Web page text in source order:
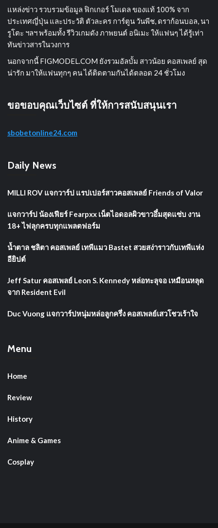
แหล่งข่าว รวบรวมข้อมูล ฟิกเกอร์ โมเดล ของแท้ 100% จาก
ประเทศญี่ปุ่น และประวัติ ตัวละคร การ์ตูน วันพีช, ดราก้อนบอล, นา
รูโตะ ฯลฯ พร้อมทั้ง รีวิวเกมดัง ภาพยนต์ อนิเมะ ให้แฟนๆ ได้รู้เท่า
ทันข่าวสารในวงการ
นอกจากนี้ FIGMODEL.COM ยังรวมอัลบั้ม สาวน้อย คอสเพลย์ สุด
น่ารัก มาให้แฟนทุกๆ คน ได้ติดตามกันได้ตลอด 24 ชั่วโมง
ขอขอบคุณเว็บไซต์ ที่ให้การสนับสนุนเรา
sbobetonline24.com
Daily News
MILLI ROV แจกวาร์ป แรปเปอร์สาวคอสเพลย์ Friends of Valor
แจกวาร์ป น้องเฟียร์ Fearpxx เน็ตไอดอลผิวขาวอึ๋มสุดแซ่บ งาน
18+ ไฟลุกครบทุกแพลตฟอร์ม
น้ำตาล ชลิตา คอสเพลย์ เทพีแมว Bastet สวยสง่าราวกับเทพีแห่ง
อียิปต์
Jeff Satur คอสเพลย์ Leon S. Kennedy หล่อทะลุจอ เหมือนหลุด
จาก Resident Evil
Duc Vuong แจกวาร์ปหนุ่มหล่อลูกครึ่ง คอสเพลย์เสวโชวเร้าใจ
Menu
Home
Review
History
Anime & Games
Cosplay